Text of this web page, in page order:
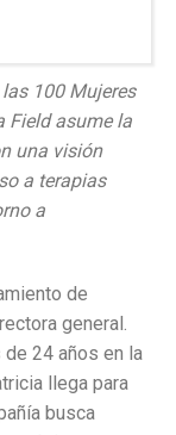
100 Mujeres
Field asume la
una visión
a terapias
a
de
general.
de 24 años en la
llega para
busca